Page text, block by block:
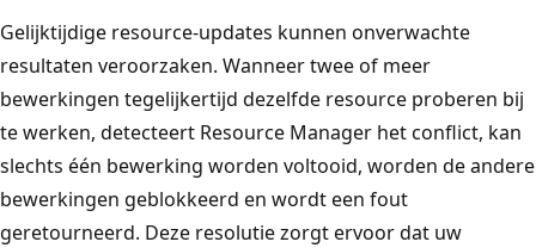
Gelijktijdige resource-updates kunnen onverwachte
resultaten veroorzaken. Wanneer twee of meer
bewerkingen tegelijkertijd dezelfde resource proberen bij
te werken, detecteert Resource Manager het conflict, kan
slechts één bewerking worden voltooid, worden de andere
bewerkingen geblokkeerd en wordt een fout
geretourneerd. Deze resolutie zorgt ervoor dat uw